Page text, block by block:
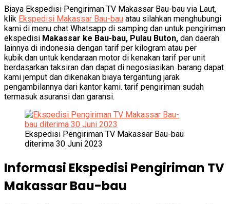
Biaya Ekspedisi Pengiriman TV Makassar Bau-bau via Laut,
klik Ekspedisi Makassar Bau-bau atau silahkan menghubungi
kami di menu chat Whatsapp di samping dan untuk pengiriman
ekspedisi Makassar ke Bau-bau, Pulau Buton, dan daerah
lainnya di indonesia dengan tarif per kilogram atau per
kubik.dan untuk kendaraan motor di kenakan tarif per unit
berdasarkan taksiran dan dapat di negosiasikan. barang dapat
kami jemput dan dikenakan biaya tergantung jarak
pengambilannya dari kantor kami. tarif pengiriman sudah
termasuk asuransi dan garansi.
Ekspedisi Pengiriman TV Makassar Bau-bau
diterima 30 Juni 2023
Informasi Ekspedisi Pengiriman TV
Makassar Bau-bau